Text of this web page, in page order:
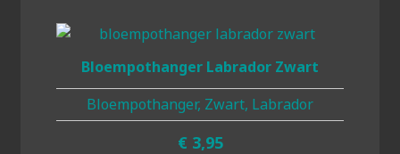
Bloempothanger Labrador Zwart
Bloempothanger, Zwart, Labrador
€ 3,95